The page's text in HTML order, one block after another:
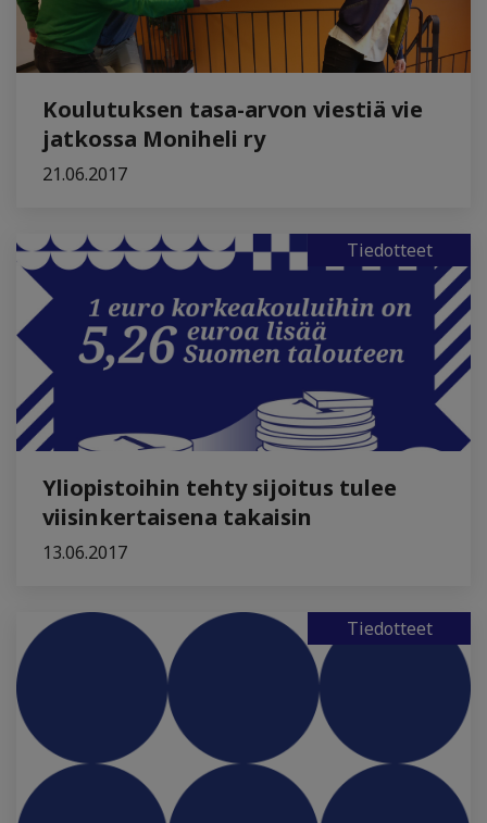
Koulutuksen tasa-arvon viestiä vie
jatkossa Moniheli ry
21.06.2017
Tiedotteet
Yliopistoihin tehty sijoitus tulee
viisinkertaisena takaisin
13.06.2017
Tiedotteet